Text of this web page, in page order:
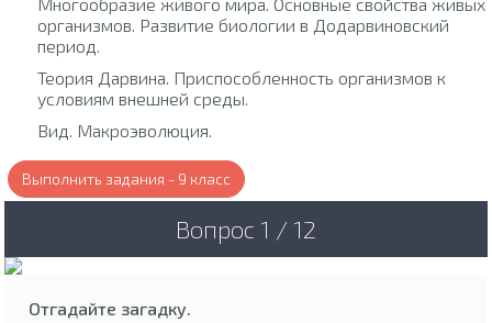
организмов. Развитие биологии в Додарвиновский
период.
Теория Дарвина. Приспособленность организмов к
условиям внешней среды.
Вид. Макроэволюция.
Выполнить задания - 9 класс
Вопрос 1 / 12
Отгадайте загадку.